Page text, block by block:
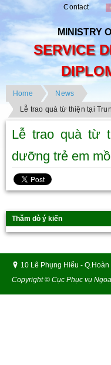
Contact
MINISTRY
SERVICE
Home
News
Lễ trao quà từ thiện tại
Lễ trao quà từ
dưỡng trẻ em
Thăm dò ý kiến
10 Lê Phụng Hiểu -
Copyright © Cục Phục vụ